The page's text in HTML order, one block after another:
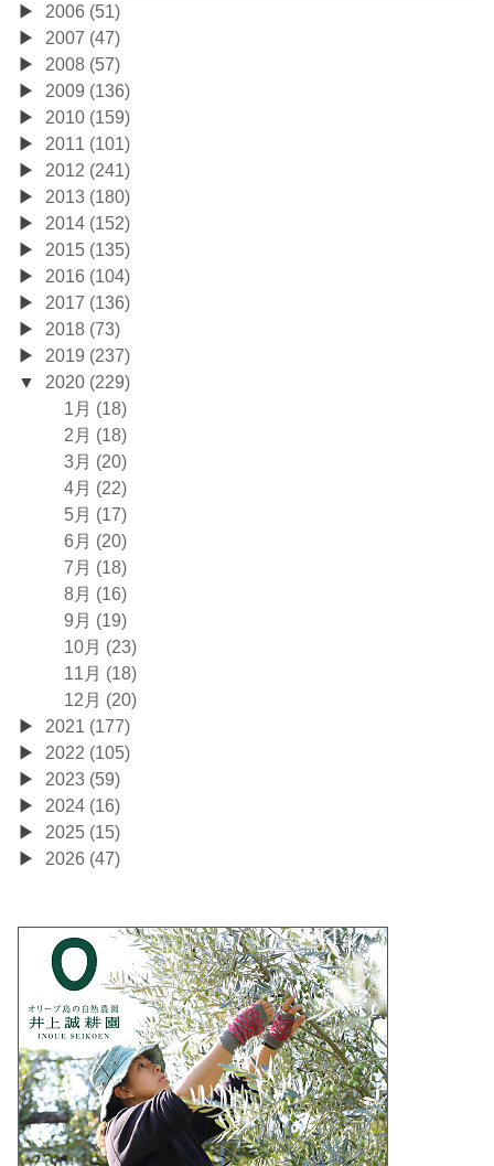
2006 (51)
2007 (47)
2008 (57)
2009 (136)
2010 (159)
2011 (101)
2012 (241)
2013 (180)
2014 (152)
2015 (135)
2016 (104)
2017 (136)
2018 (73)
2019 (237)
2020 (229)
1月 (18)
2月 (18)
3月 (20)
4月 (22)
5月 (17)
6月 (20)
7月 (18)
8月 (16)
9月 (19)
10月 (23)
11月 (18)
12月 (20)
2021 (177)
2022 (105)
2023 (59)
2024 (16)
2025 (15)
2026 (47)